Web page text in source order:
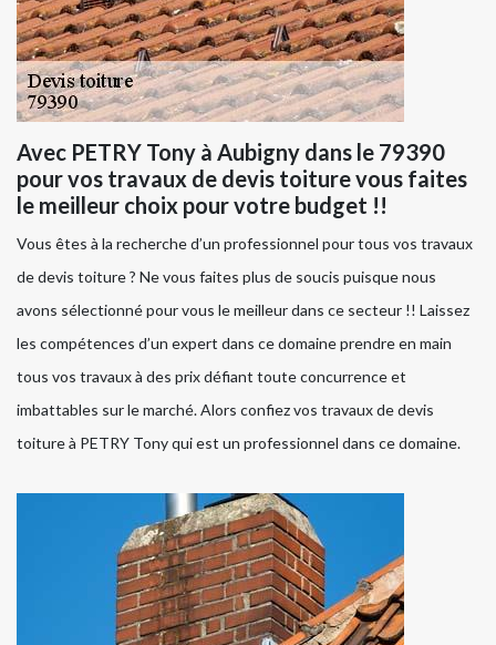
Avec PETRY Tony à Aubigny dans le 79390
pour vos travaux de devis toiture vous faites
le meilleur choix pour votre budget !!
Vous êtes à la recherche d’un professionnel pour tous vos travaux
de devis toiture ? Ne vous faites plus de soucis puisque nous
avons sélectionné pour vous le meilleur dans ce secteur !! Laissez
les compétences d’un expert dans ce domaine prendre en main
tous vos travaux à des prix défiant toute concurrence et
imbattables sur le marché. Alors confiez vos travaux de devis
toiture à PETRY Tony qui est un professionnel dans ce domaine.